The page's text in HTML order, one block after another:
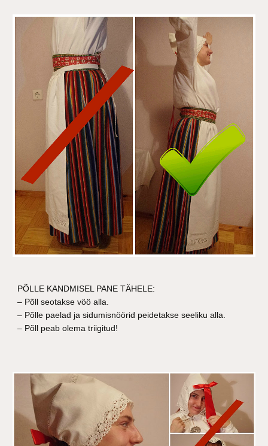
PÕLLE KANDMISEL PANE TÄHELE:
– Põll seotakse vöö alla.
– Põlle paelad ja sidumisnöörid peidetakse seeliku alla.
– Põll peab olema triigitud!